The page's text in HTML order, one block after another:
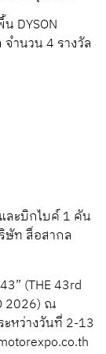
DYSON
ำนวน 4 รางวัล
ะบิกไบค์ 1 คัน
ษัท สื่อสากล
(THE 43rd
2026) ณ
ะหว่างวันที่ 2-13